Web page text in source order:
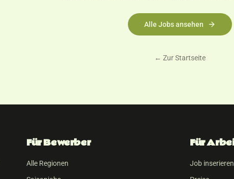
Alle Jobs ansehen
← Zur Startseite
Für Bewerber
Alle Regionen
Für
Job inserieren